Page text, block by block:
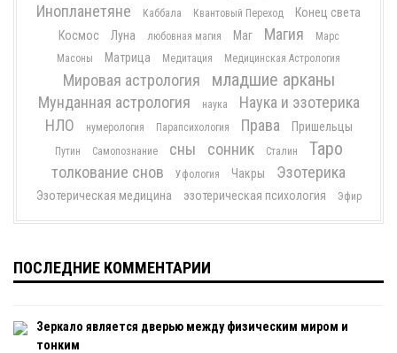
Инопланетяне Каббала Квантовый Переход
Конец света
Космос
Луна любовная магия Маг Магия
Марс
Масоны
Матрица Медитация Медицинская Астрология
Мировая астрология младшие арканы
Мунданная астрология наука
Наука и эзотерика
НЛО
нумерология Парапсихология Права Пришельцы
Путин Самопознание сны сонник Сталин Таро
толкование снов Уфология Чакры Эзотерика
Эзотерическая медицина эзотерическая психология Эфир
ПОСЛЕДНИЕ КОММЕНТАРИИ
Зеркало является дверью между физическим миром и
тонким